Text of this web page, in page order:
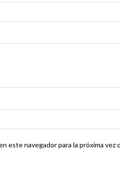
este navegador para la próxima vez